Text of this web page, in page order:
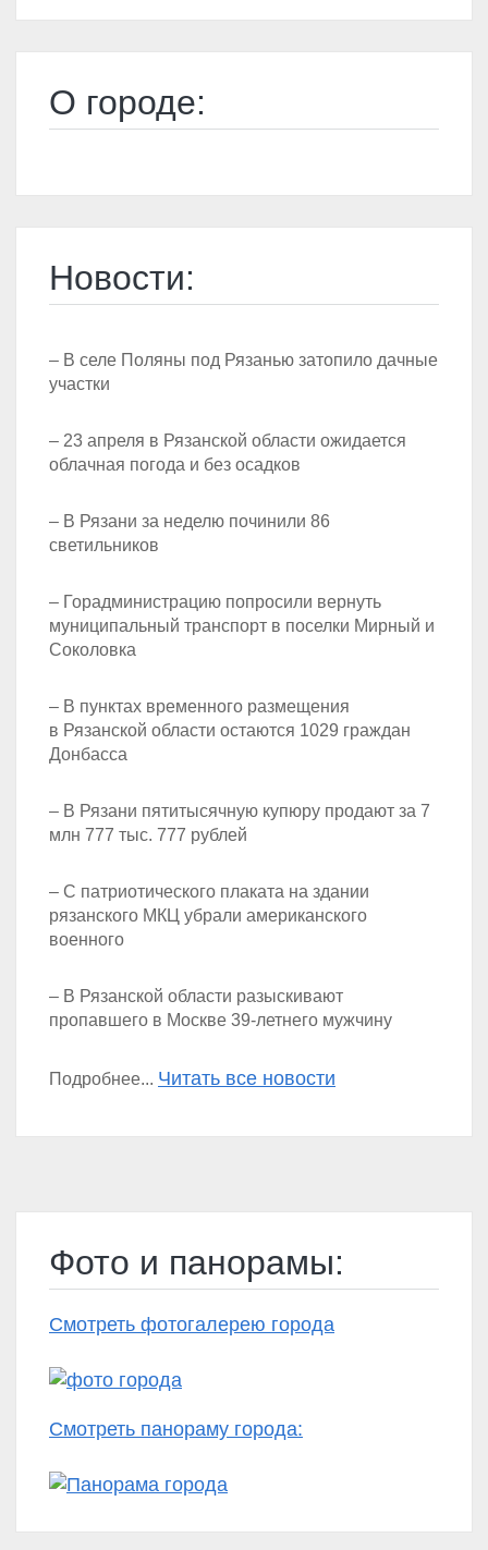
О городе:
Новости:
– В селе Поляны под Рязанью затопило дачные
участки
– 23 апреля в Рязанской области ожидается
облачная погода и без осадков
– В Рязани за неделю починили 86
светильников
– Горадминистрацию попросили вернуть
муниципальный транспорт в поселки Мирный и
Соколовка
– В пунктах временного размещения
в Рязанской области остаются 1029 граждан
Донбасса
– В Рязани пятитысячную купюру продают за 7
млн 777 тыс. 777 рублей
– С патриотического плаката на здании
рязанского МКЦ убрали американского
военного
– В Рязанской области разыскивают
пропавшего в Москве 39-летнего мужчину
Подробнее... Читать все новости
Фото и панорамы:
Смотреть фотогалерею города
Смотреть панораму города: